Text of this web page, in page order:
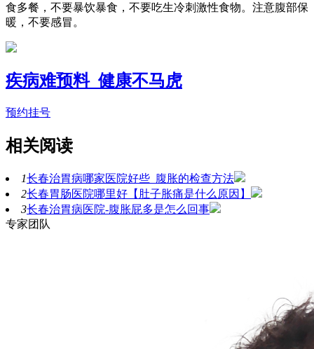
食多餐，不要暴饮暴食，不要吃生冷刺激性食物。注意腹部保
暖，不要感冒。
疾病难预料 健康不马虎
预约挂号
相关阅读
1长春治胃病哪家医院好些_腹胀的检查方法
2长春胃肠医院哪里好【肚子胀痛是什么原因】
3长春治胃病医院-腹胀屁多是怎么回事
专家团队